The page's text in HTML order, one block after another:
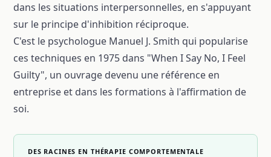
dans les situations interpersonnelles, en s'appuyant
sur le principe d'inhibition réciproque.
C'est le psychologue Manuel J. Smith qui popularise
ces techniques en 1975 dans "When I Say No, I Feel
Guilty", un ouvrage devenu une référence en
entreprise et dans les formations à l'affirmation de
soi.
DES RACINES EN THÉRAPIE COMPORTEMENTALE